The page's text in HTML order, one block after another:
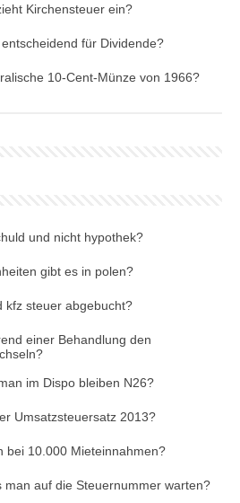
Kirchensteuer ein?
für Dividende?
10-Cent-Münze von 1966?
und nicht hypothek?
gibt es in polen?
kfz steuer abgebucht?
einer Behandlung den
im Dispo bleiben N26?
Umsatzsteuersatz 2013?
bei 10.000 Mieteinnahmen?
man auf die Steuernummer warten?